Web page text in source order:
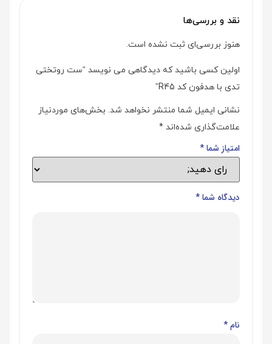
نقد و بررسی‌ها
هنوز بررسی‌ای ثبت نشده است.
اولین کسی باشید که دیدگاهی می نویسد “ست روتختی
تدی با هدفون کد R45”
نشانی ایمیل شما منتشر نخواهد شد. بخش‌های موردنیاز
علامت‌گذاری شده‌اند *
امتیاز شما*
دیدگاه شما*
نام*